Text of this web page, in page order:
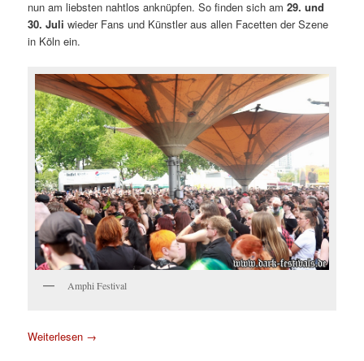
nun am liebsten nahtlos anknüpfen. So finden sich am29. und
30. Juli wieder Fans und Künstler aus allen Facetten der Szene
in Köln ein.
Amphi Festival
Weiterlesen →